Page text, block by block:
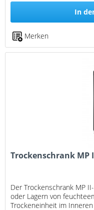
In
Merken
Trockenschrank MP
Der Trockenschrank MP
oder Lagern von
Trockeneinheit im